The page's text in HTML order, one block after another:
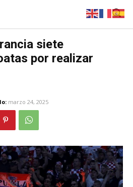
siete
por realizar
marzo 24, 2025